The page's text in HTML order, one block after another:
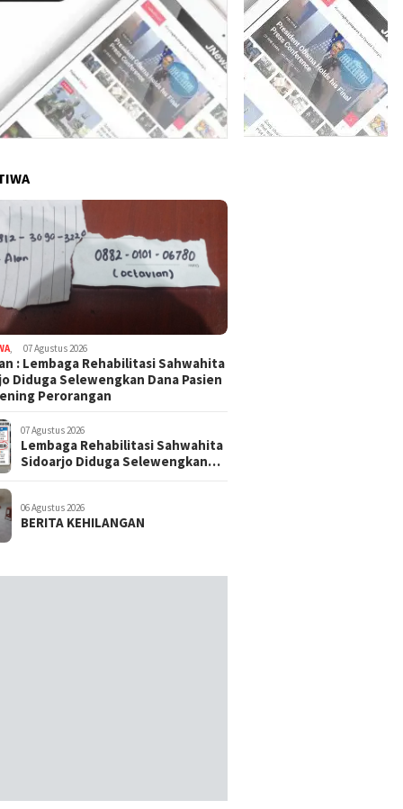
, 07 Agustus 2026
: Lembaga Rehabilitasi Sahwahita
Diduga Selewengkan Dana Pasien
Perorangan
07 Agustus 2026
Lembaga Rehabilitasi Sahwahita
Sidoarjo Diduga Selewengkan
06 Agustus 2026
BERITA KEHILANGAN